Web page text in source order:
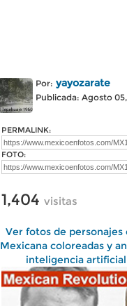
Por: yayozarate
Publicada: Agosto
PERMALINK:
FOTO:
1,404 visitas
Ver fotos de personajes
Mexicana coloreadas y
inteligencia